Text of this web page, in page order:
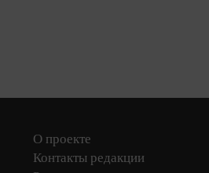
О проекте
Контакты редакции